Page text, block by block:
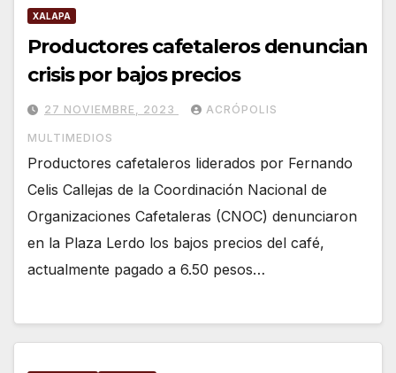
XALAPA
Productores cafetaleros denuncian
crisis por bajos precios
27 NOVIEMBRE, 2023 ACRÓPOLIS
MULTIMEDIOS
Productores cafetaleros liderados por Fernando
Celis Callejas de la Coordinación Nacional de
Organizaciones Cafetaleras (CNOC) denunciaron
en la Plaza Lerdo los bajos precios del café,
actualmente pagado a 6.50 pesos…